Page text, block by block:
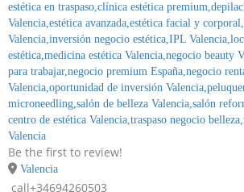
estética en traspaso,clínica estética premium,
Valencia,estética avanzada,estética facial y corporal,
Valencia,inversión negocio estética,IPL Valencia,
estética,medicina estética Valencia,negocio beauty
para trabajar,negocio premium España,negocio
Valencia,oportunidad de inversión Valencia,
microneedling,salón de belleza Valencia,salón
centro de estética Valencia,traspaso negocio belleza,
Valencia
Be the first to review!
Valencia
call+34694260503